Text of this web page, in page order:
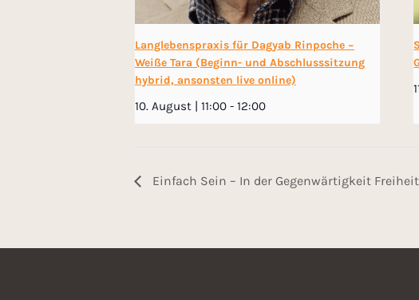
Langlebenspraxis für Dagyab Rinpoche −
Weiße Tara (Beginn- und Abschlusssitzung
hybrid, ansonsten live online)
10. August | 11:00 - 12:00
Einfach Sein – In der Gegenwärtigkeit